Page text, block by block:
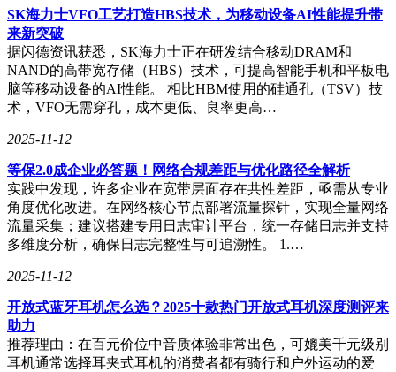
SK海力士VFO工艺打造HBS技术，为移动设备AI性能提升带
来新突破
据闪德资讯获悉，SK海力士正在研发结合移动DRAM和
NAND的高带宽存储（HBS）技术，可提高智能手机和平板电
脑等移动设备的AI性能。 相比HBM使用的硅通孔（TSV）技
术，VFO无需穿孔，成本更低、良率更高…
2025-11-12
等保2.0成企业必答题！网络合规差距与优化路径全解析
实践中发现，许多企业在宽带层面存在共性差距，亟需从专业
角度优化改进。在网络核心节点部署流量探针，实现全量网络
流量采集；建议搭建专用日志审计平台，统一存储日志并支持
多维度分析，确保日志完整性与可追溯性。 1.…
2025-11-12
开放式蓝牙耳机怎么选？2025十款热门开放式耳机深度测评来
助力
推荐理由：在百元价位中音质体验非常出色，可媲美千元级别
耳机通常选择耳夹式耳机的消费者都有骑行和户外运动的爱